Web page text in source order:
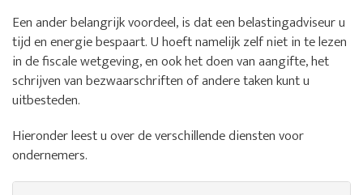
Een ander belangrijk voordeel, is dat een belastingadviseur u
tijd en energie bespaart. U hoeft namelijk zelf niet in te lezen
in de fiscale wetgeving, en ook het doen van aangifte, het
schrijven van bezwaarschriften of andere taken kunt u
uitbesteden.
Hieronder leest u over de verschillende diensten voor
ondernemers.